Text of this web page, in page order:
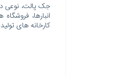
جک پالت، نوعی
انبارها،
کارخانه های